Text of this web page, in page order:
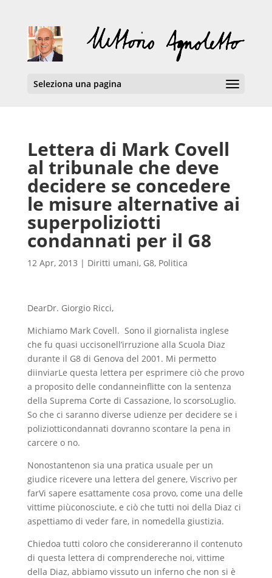
Seleziona una pagina
Lettera di Mark Covell
al tribunale che deve
decidere se concedere
le misure alternative ai
superpoliziotti
condannati per il G8
12 Apr, 2013 | Diritti umani, G8, Politica
DearDr. Giorgio Ricci,
Michiamo Mark Covell. Sono il giornalista inglese
che fu quasi uccisonell’irruzione alla Scuola Diaz
durante il G8 di Genova del 2001. Mi permetto
diinviarLe questa lettera per esprimere ciò che provo
a proposito delle condanneinflitte con la sentenza
della Suprema Corte di Cassazione, lo scorsoLuglio.
So che ci saranno diverse udienze per decidere se i
poliziotticondannati dovranno scontare la pena in
carcere o no.
Nonostantenon sia una pratica usuale per un
giudice ricevere una lettera del genere, Viscrivo per
farVi sapere esattamente cosa provo, come una delle
vittime piùconosciute, e ciò che tutti noi della Diaz ci
aspettiamo di veder fare, in nomedella giustizia.
Chiedoa tutti coloro che considereranno il contenuto
di questa lettera di comprendereche noi, vittime
della Diaz, abbiamo vissuto un inferno che non si è